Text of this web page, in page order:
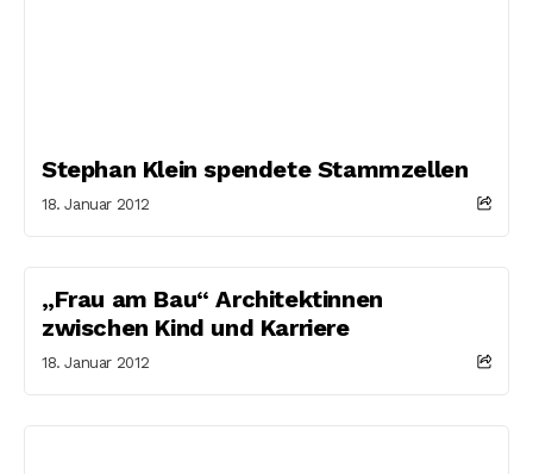
Stephan Klein spendete Stammzellen
18. Januar 2012
„Frau am Bau“ Architektinnen
zwischen Kind und Karriere
18. Januar 2012